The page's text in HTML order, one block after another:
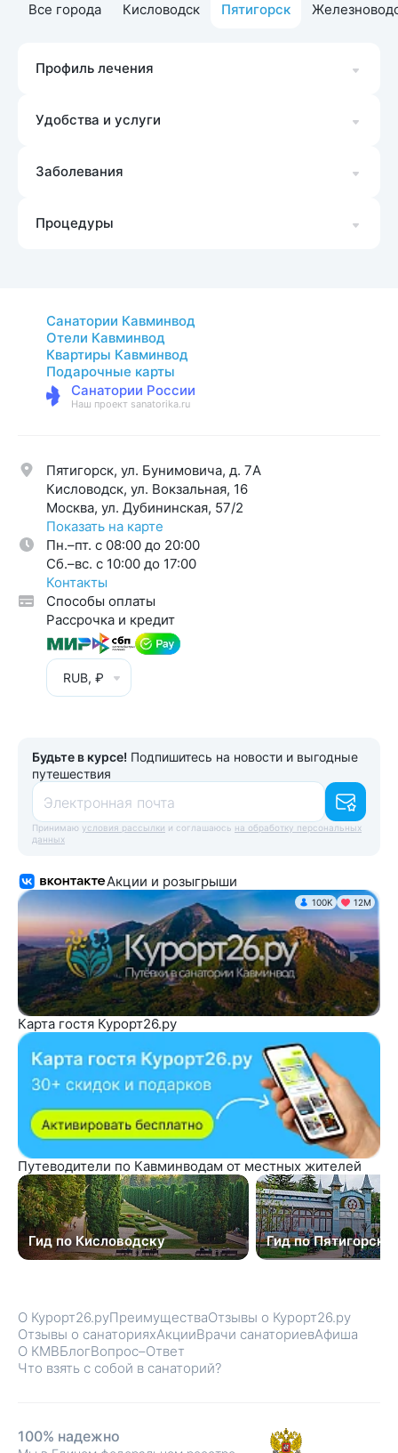
Все города Кисловодск Пятигорск
Профиль лечения
Удобства и услуги
Заболевания
Процедуры
Санатории Кавминвод
Отели Кавминвод
Квартиры Кавминвод
Подарочные карты
Санатории России
Наш проект sanatorika.ru
Пятигорск, ул. Бунимовича, д. 7A
Кисловодск, ул. Вокзальная, 16
Москва, ул. Дубининская, 57/2
Показать на карте
Пн.–пт. с 08:00 до 20:00
Cб.–вс. с 10:00 до 17:00
Контакты
Способы оплаты
Рассрочка и кредит
RUB, ₽
Будьте в курсе! Подпишитесь на новости и выгодные
путешествия
Электронная почта
Принимаю условия рассылки и соглашаюсь на обработку персональных
данных
Акции и розыгрыши
100K 12М
Карта гостя Курорт26.ру
Путеводители по Кавминводам от местных жителей
Гид по Кисловодску Гид по Пятигорску
О Курорт26.руПреимуществаОтзывы о Курорт26.ру
Отзывы о санаторияхАкцииВрачи санаториевАфиша
О КМВБлогВопрос–Ответ
Что взять с собой в санаторий?
100% надежно